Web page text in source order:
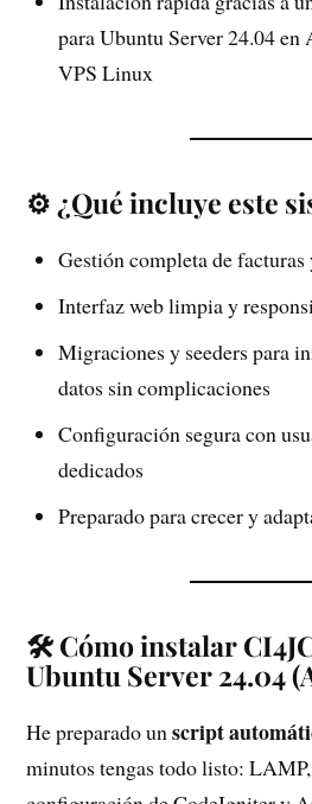
para Ubuntu Server 24.04 en
VPS Linux
⚙️ ¿Qué incluye este
Gestión completa de
Interfaz web limpia y
Migraciones y seeders para
datos sin complicaciones
Configuración segura con
dedicados
Preparado para crecer y
🛠️ Cómo instalar
Ubuntu Server 24.04
He preparado unscript
minutos tengas todo listo: LAMP,